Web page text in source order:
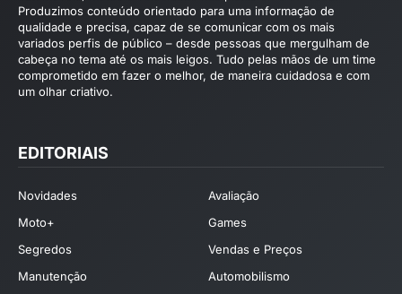
Produzimos conteúdo orientado para uma informação de
qualidade e precisa, capaz de se comunicar com os mais
variados perfis de público – desde pessoas que mergulham de
cabeça no tema até os mais leigos. Tudo pelas mãos de um time
comprometido em fazer o melhor, de maneira cuidadosa e com
um olhar criativo.
EDITORIAIS
Novidades
Avaliação
Moto+
Games
Segredos
Vendas e Preços
Manutenção
Automobilismo